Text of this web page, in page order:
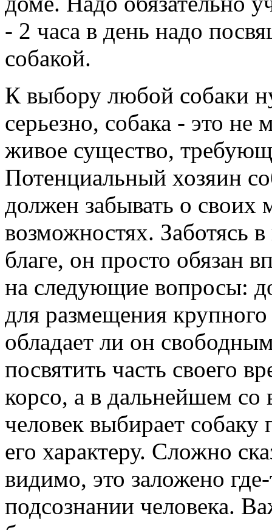
- 2 часа в день надо
собакой.
К выбору любой собаки
серьезно, собака - это
живое существо,
Потенциальный хозяин
должен забывать о своих
возможностях. Заботясь
благе, он просто обязан
на следующие вопросы:
для размещения
обладает ли он
посвятить часть своего
корсо, а в дальнейшем со
человек выбирает собаку
его характеру. Сложно
видимо, это заложено
подсознании человека.